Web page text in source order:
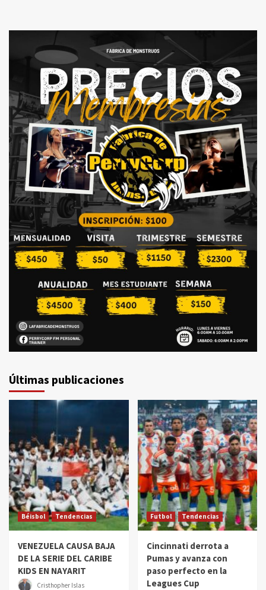
Últimas publicaciones
Béisbol Tendencias
VENEZUELA CAUSA BAJA
DE LA SERIE DEL CARIBE
KIDS EN NAYARIT
Cristhopher Islas
Futbol Tendencias
Cincinnati derrota a
Pumas y avanza con
paso perfecto en la
Leagues Cup